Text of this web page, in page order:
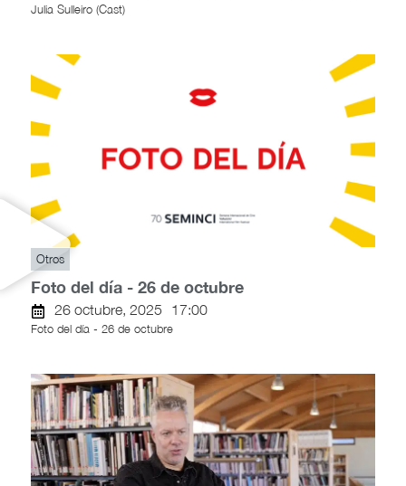
Julia Sulleiro (Cast)
Otros
Foto del día - 26 de octubre
26 octubre, 2025 17:00
Foto del día - 26 de octubre